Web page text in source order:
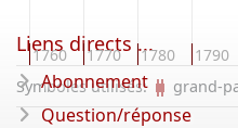
1760 1770 1780 1790
Symboles utilisés: grand-
Liens directs ...
Abonnement
Question/réponse